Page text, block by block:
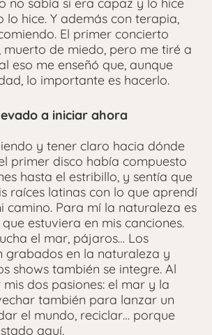
lo hice. Y además con terapia,
El primer concierto
de miedo, pero me tiré a
eso me enseñó que, aunque
lo importante es hacerlo.
a iniciar ahora
y tener claro hacia dónde
primer disco había compuesto
hasta el estribillo, y sentía que
raíces latinas con lo que aprendí
camino. Para mí la naturaleza es
estuviera en mis canciones.
el mar, pájaros… Los
grabados en la naturaleza y
shows también se integre. Al
dos pasiones: el mar y la
también para lanzar un
el mundo, reciclar… porque
aquí.